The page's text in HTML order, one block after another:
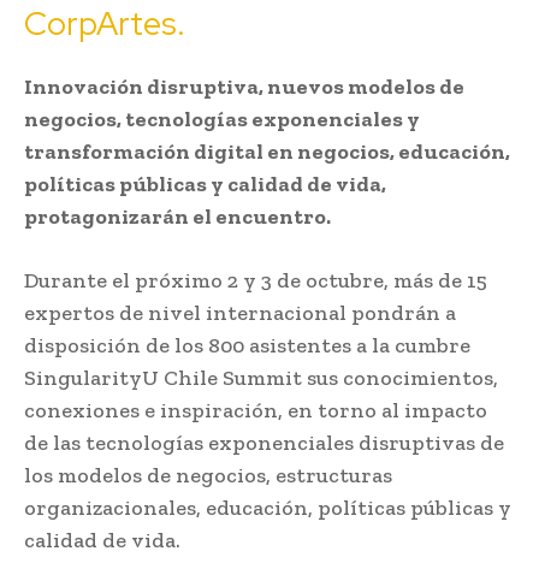
CorpArtes.
Innovación disruptiva, nuevos modelos de
negocios, tecnologías exponenciales y
transformación digital en negocios, educación,
políticas públicas y calidad de vida,
protagonizarán el encuentro.
Durante el próximo 2 y 3 de octubre, más de 15
expertos de nivel internacional pondrán a
disposición de los 800 asistentes a la cumbre
SingularityU Chile Summit sus conocimientos,
conexiones e inspiración, en torno al impacto
de las tecnologías exponenciales disruptivas de
los modelos de negocios, estructuras
organizacionales, educación, políticas públicas y
calidad de vida.